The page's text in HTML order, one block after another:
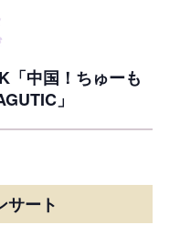
「中国！ちゅーも
」
サート